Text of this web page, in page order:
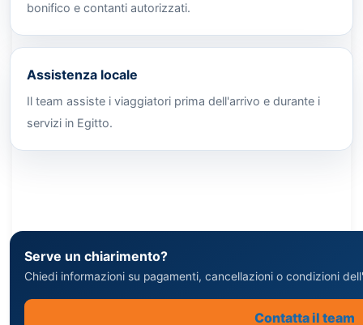
bonifico e contanti autorizzati.
Assistenza locale
Il team assiste i viaggiatori prima dell'arrivo e durante i
servizi in Egitto.
Serve un chiarimento?
Chiedi informazioni su pagamenti, cancellazioni o condizioni
Contatta il team